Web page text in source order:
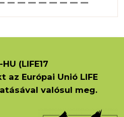
(LIFE17
az Európai Unió LIFE
valósul meg.